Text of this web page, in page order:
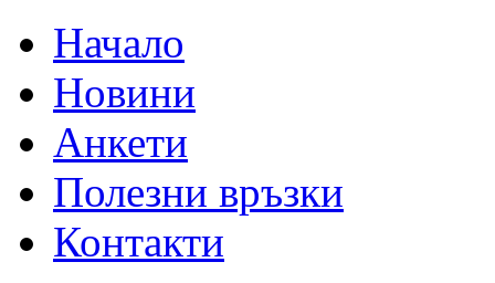
Начало
Новини
Анкети
Полезни връзки
Контакти